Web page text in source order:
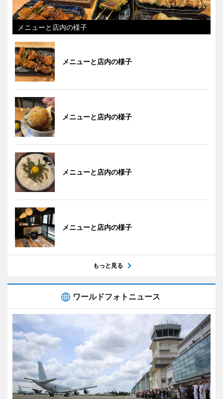
メニューと店内の様子
メニューと店内の様子
メニューと店内の様子
メニューと店内の様子
メニューと店内の様子
もっと見る
ワールドフォトニュース